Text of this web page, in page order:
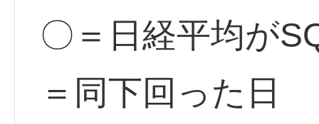
〇＝日経平均が
＝同下回った日